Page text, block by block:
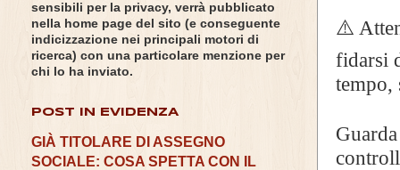
⚠️
fidarsi
tempo,
sensibili per la privacy, verrà pubblicato
nella home page del sito (e conseguente
indicizzazione nei principali motori di
ricerca) con una particolare menzione per
chi lo ha inviato.
POST IN EVIDENZA
GIÀ TITOLARE DI ASSEGNO
SOCIALE: COSA SPETTA CON IL